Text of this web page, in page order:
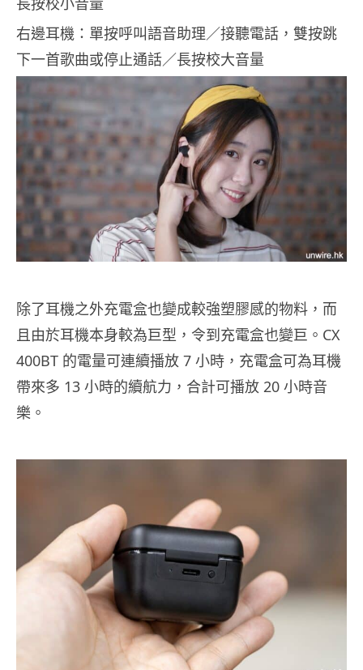
右邊耳機：單按呼叫語音助理／接聽電話，雙按跳
下一首歌曲或停止通話／長按校大音量
除了耳機之外充電盒也變成較強塑膠感的物料，而
且由於耳機本身較為巨型，令到充電盒也變巨。CX
400BT 的電量可連續播放 7 小時，充電盒可為耳機
帶來多 13 小時的續航力，合計可播放 20 小時音
樂。